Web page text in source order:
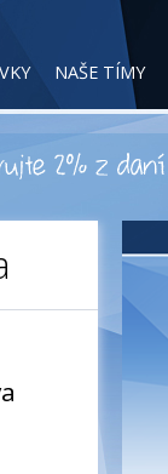
NAŠE TÍMY